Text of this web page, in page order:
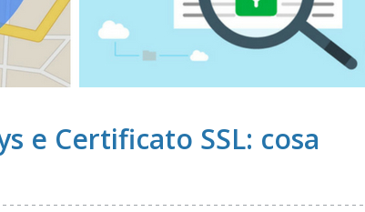
e Certificato SSL: cosa